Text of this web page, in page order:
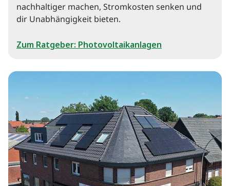
nachhaltiger machen, Stromkosten senken und
dir Unabhängigkeit bieten.
Zum Ratgeber: Photovoltaikanlagen